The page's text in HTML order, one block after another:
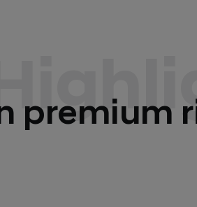
premium